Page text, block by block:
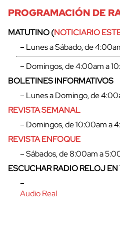
PROGRAMACIÓN DE
MATUTINO (NOTICIARIO
– Lunes a Sábado, de
– Domingos, de 4:00am a
BOLETINES INFORMATIVOS
– Lunes a Domingo, de
REVISTA SEMANAL
– Domingos, de 10:00am a
REVISTA ENFOQUE
– Sábados, de 8:00am a
ESCUCHAR RADIO RELOJ
–
Audio Real